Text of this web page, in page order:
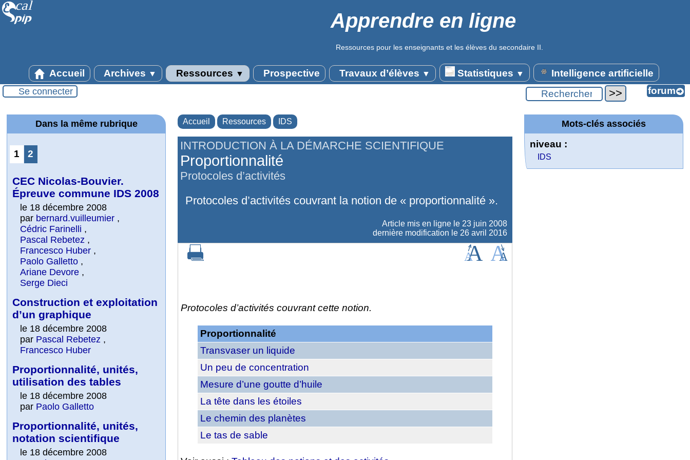
Apprendre en ligne
Ressources pour les enseignants et les élèves du secondaire II.
Accueil Archives ▼ Ressources ▼ Prospective Travaux d’élèves ▼ Statistiques ▼ Intelligence artificielle
Se connecter
Accueil Ressources IDS
INTRODUCTION À LA DÉMARCHE SCIENTIFIQUE
Proportionnalité
Protocoles d’activités
Protocoles d’activités couvrant la notion de « proportionnalité ».
Article mis en ligne le 23 juin 2008
dernière modification le 26 avril 2016
Protocoles d’activités couvrant cette notion.
Proportionnalité
Transvaser un liquide
Un peu de concentration
Mesure d’une goutte d’huile
La tête dans les étoiles
Le chemin des planètes
Le tas de sable
Dans la même rubrique
1 2
CEC Nicolas-Bouvier.
Épreuve commune IDS 2008
le 18 décembre 2008
par bernard.vuilleumier ,
Cédric Farinelli ,
Pascal Rebetez ,
Francesco Huber ,
Paolo Galletto ,
Ariane Devore ,
Serge Dieci
Construction et exploitation
d’un graphique
le 18 décembre 2008
par Pascal Rebetez ,
Francesco Huber
Proportionnalité, unités,
utilisation des tables
le 18 décembre 2008
par Paolo Galletto
Proportionnalité, unités,
notation scientifique
le 18 décembre 2008
Mots-clés associés
niveau :
IDS